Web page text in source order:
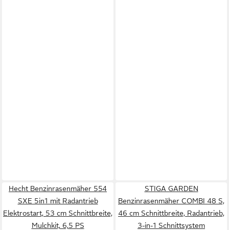
Hecht Benzinrasenmäher 554
SXE 5in1 mit Radantrieb
Elektrostart, 53 cm Schnittbreite,
Mulchkit, 6,5 PS
STIGA GARDEN
Benzinrasenmäher COMBI 48 S,
46 cm Schnittbreite, Radantrieb,
3-in-1 Schnittsystem